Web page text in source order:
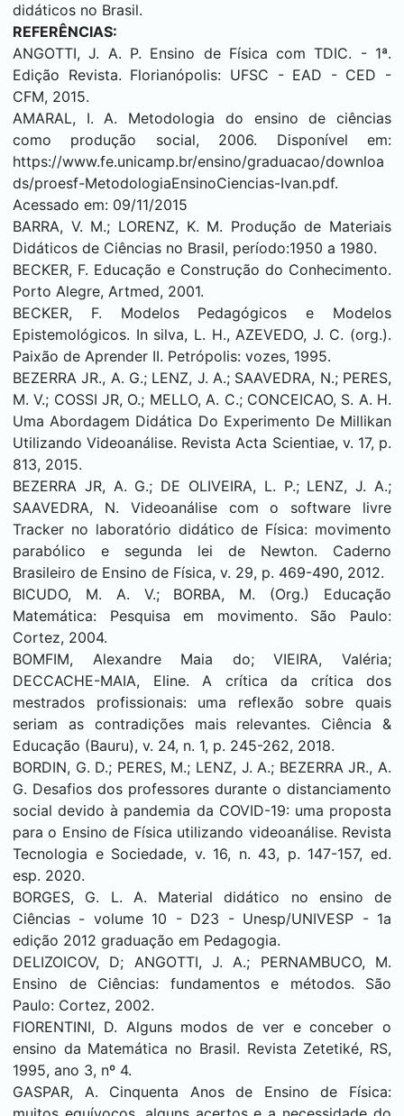
didáticos no Brasil.
REFERÊNCIAS:
ANGOTTI, J. A. P. Ensino de Física com TDIC. - 1ª.
Edição Revista. Florianópolis: UFSC - EAD - CED -
CFM, 2015.
AMARAL, I. A. Metodologia do ensino de ciências
como produção social, 2006. Disponível em:
https://www.fe.unicamp.br/ensino/graduacao/downloa
ds/proesf-MetodologiaEnsinoCiencias-Ivan.pdf.
Acessado em: 09/11/2015
BARRA, V. M.; LORENZ, K. M. Produção de Materiais
Didáticos de Ciências no Brasil, período:1950 a 1980.
BECKER, F. Educação e Construção do Conhecimento.
Porto Alegre, Artmed, 2001.
BECKER, F. Modelos Pedagógicos e Modelos
Epistemológicos. In silva, L. H., AZEVEDO, J. C. (org.).
Paixão de Aprender II. Petrópolis: vozes, 1995.
BEZERRA JR., A. G.; LENZ, J. A.; SAAVEDRA, N.; PERES,
M. V.; COSSI JR, O.; MELLO, A. C.; CONCEICAO, S. A. H.
Uma Abordagem Didática Do Experimento De Millikan
Utilizando Videoanálise. Revista Acta Scientiae, v. 17, p.
813, 2015.
BEZERRA JR, A. G.; DE OLIVEIRA, L. P.; LENZ, J. A.;
SAAVEDRA, N. Videoanálise com o software livre
Tracker no laboratório didático de Física: movimento
parabólico e segunda lei de Newton. Caderno
Brasileiro de Ensino de Física, v. 29, p. 469-490, 2012.
BICUDO, M. A. V.; BORBA, M. (Org.) Educação
Matemática: Pesquisa em movimento. São Paulo:
Cortez, 2004.
BOMFIM, Alexandre Maia do; VIEIRA, Valéria;
DECCACHE-MAIA, Eline. A crítica da crítica dos
mestrados profissionais: uma reflexão sobre quais
seriam as contradições mais relevantes. Ciência &
Educação (Bauru), v. 24, n. 1, p. 245-262, 2018.
BORDIN, G. D.; PERES, M.; LENZ, J. A.; BEZERRA JR., A.
G. Desafios dos professores durante o distanciamento
social devido à pandemia da COVID-19: uma proposta
para o Ensino de Física utilizando videoanálise. Revista
Tecnologia e Sociedade, v. 16, n. 43, p. 147-157, ed.
esp. 2020.
BORGES, G. L. A. Material didático no ensino de
Ciências - volume 10 - D23 - Unesp/UNIVESP - 1a
edição 2012 graduação em Pedagogia.
DELIZOICOV, D; ANGOTTI, J. A.; PERNAMBUCO, M.
Ensino de Ciências: fundamentos e métodos. São
Paulo: Cortez, 2002.
FIORENTINI, D. Alguns modos de ver e conceber o
ensino da Matemática no Brasil. Revista Zetetiké, RS,
1995, ano 3, nº 4.
GASPAR, A. Cinquenta Anos de Ensino de Física: